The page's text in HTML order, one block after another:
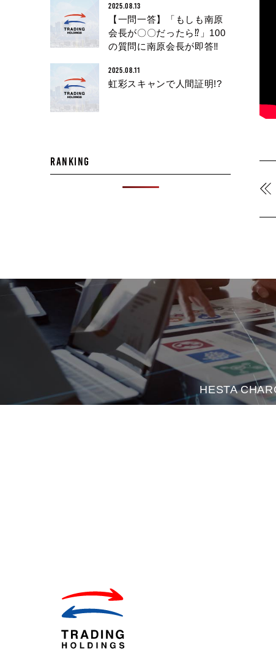
2025.08.13
【一問一答】「もしも南原
会長が〇〇だったら⁉︎」100
の質問に南原会長が即答‼︎
2025.08.11
虹彩スキャンで人間証明!?
RANKING
HESTA